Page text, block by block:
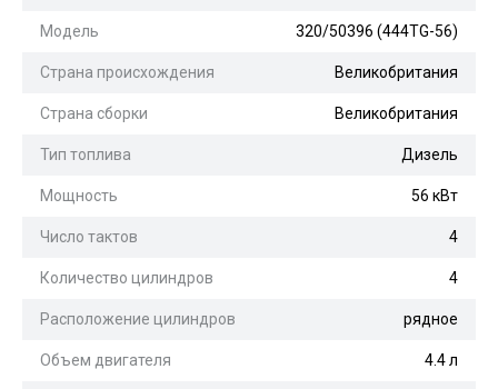
Модель 320/50396 (444TG-56)
Страна происхождения Великобритания
Страна сборки Великобритания
Тип топлива Дизель
Мощность 56 кВт
Число тактов 4
Количество цилиндров 4
Расположение цилиндров рядное
Объем двигателя 4.4 л